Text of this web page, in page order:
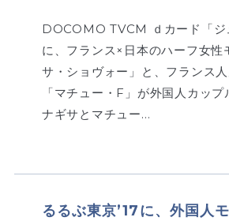
DOCOMO TVCM ｄカード「ジ
に、フランス×日本のハーフ女性
サ・ショヴォー」と、フランス
「マチュー・F」が外国人カップ
ナギサとマチュー…
るるぶ東京’17に、外国人